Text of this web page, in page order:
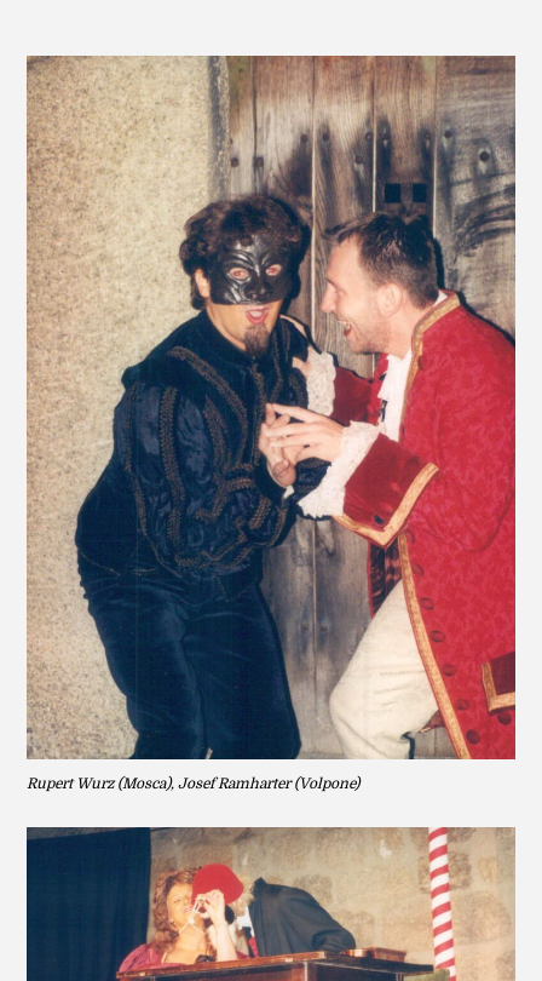
Rupert Wurz (Mosca), Josef Ramharter (Volpone)